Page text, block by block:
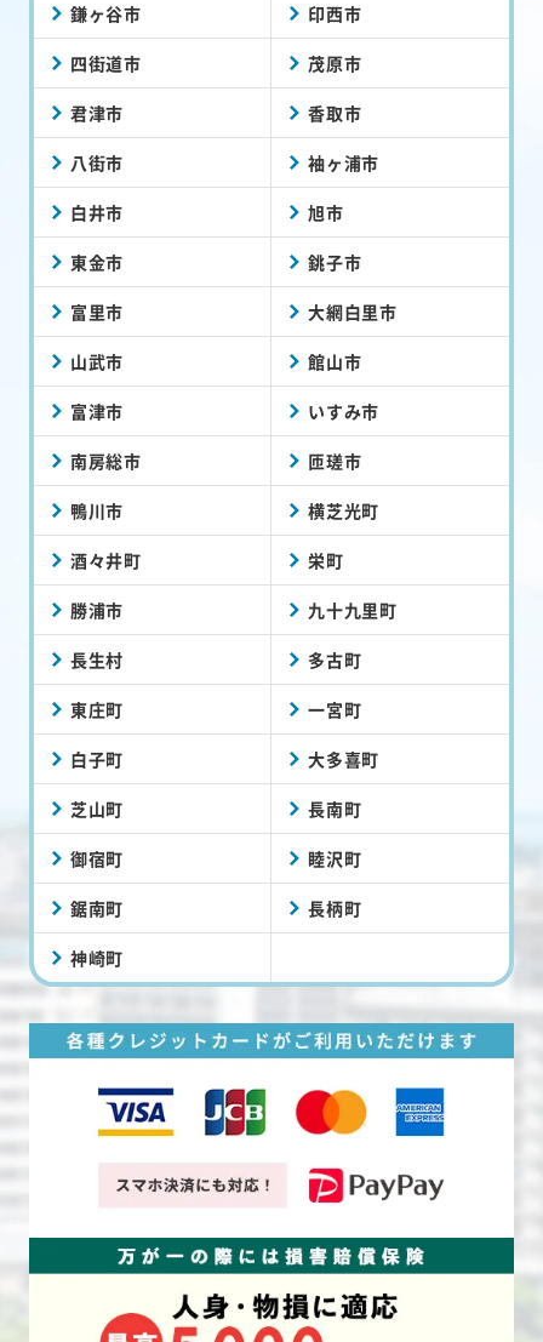
鎌ヶ谷市 印西市
四街道市 茂原市
君津市 香取市
八街市 袖ヶ浦市
白井市 旭市
東金市 銚子市
富里市 大網白里市
山武市 館山市
富津市 いすみ市
南房総市 匝瑳市
鴨川市 横芝光町
酒々井町 栄町
勝浦市 九十九里町
長生村 多古町
東庄町 一宮町
白子町 大多喜町
芝山町 長南町
御宿町 睦沢町
鋸南町 長柄町
神崎町